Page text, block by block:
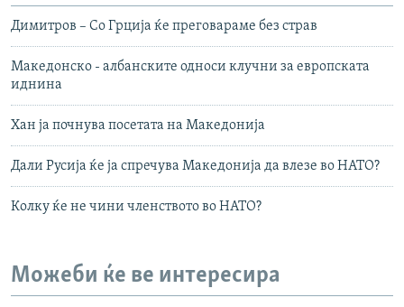
Димитров – Со Грција ќе преговараме без страв
Македонско - албанските односи клучни за европската
иднина
Хан ја почнува посетата на Македонија
Дали Русија ќе ја спречува Македонија да влезе во НАТО?
Колку ќе не чини членството во НАТО?
Можеби ќе ве интересира